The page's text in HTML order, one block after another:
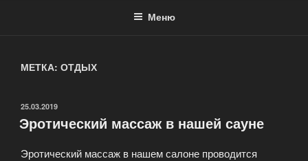
Меню
МЕТКА: ОТДЫХ
ОПУБЛИКОВАНО
25.03.2019
Эротический массаж в нашей сауне
Эротический массаж в нашем салоне проводится